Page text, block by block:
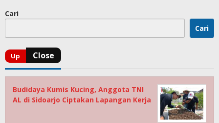
Cari
Cari
Budidaya Kumis Kucing, Anggota TNI
AL di Sidoarjo Ciptakan Lapangan Kerja